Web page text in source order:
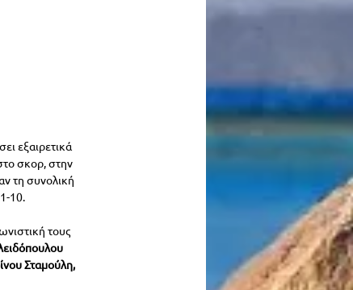
εξαιρετικά
σκορ, στην
τη συνολική
10.
τους
Σταμούλη,